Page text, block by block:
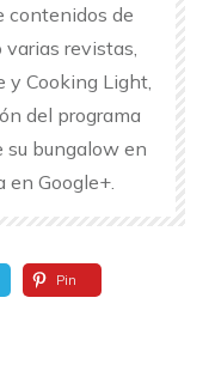
contenidos de
revistas,
y Cooking Light,
del programa
su bungalow en
en Google+.
Pin